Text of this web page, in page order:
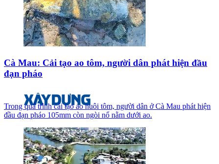
Cà Mau: Cải tạo ao tôm, người dân phát hiện đầu
đạn pháo
Trong quá trình cải tạo ao nuôi tôm, người dân ở Cà Mau phát hiện
đầu đạn pháo 105mm còn ngòi nổ nằm dưới ao.